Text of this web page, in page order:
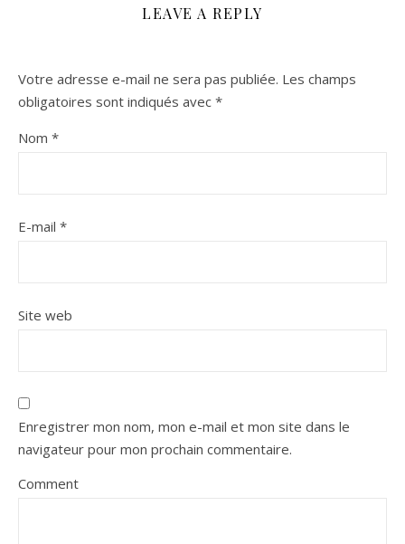
LEAVE A REPLY
Votre adresse e-mail ne sera pas publiée. Les champs
obligatoires sont indiqués avec *
Nom *
E-mail *
Site web
Enregistrer mon nom, mon e-mail et mon site dans le
navigateur pour mon prochain commentaire.
Comment